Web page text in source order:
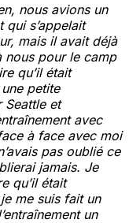
nous avions un
qui s’appelait
mais il avait déjà
nous pour le camp
qu’il était
petite
Seattle et
avec
à face avec moi
pas oublié ce
jamais. Je
qu’il était
me suis fait un
un